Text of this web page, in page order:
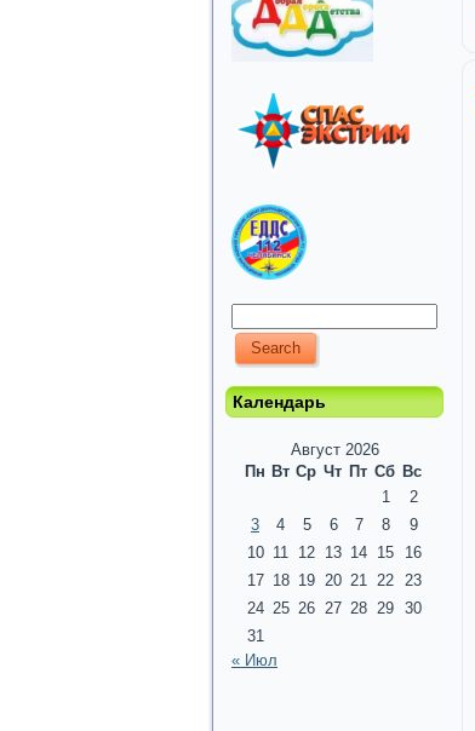
Календарь
Август 2026
Пн Вт Ср Чт Пт Сб Вс
1
2
3
4 5 6 7 8
9
10 11 12 13 14 15
16
17 18 19 20 21 22
23
24 25 26 27 28 29 30
31
« Июл